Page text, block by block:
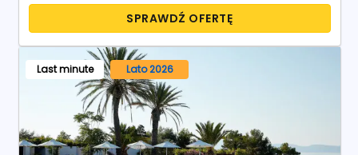
SPRAWDŹ OFERTĘ
Last minute Lato 2026